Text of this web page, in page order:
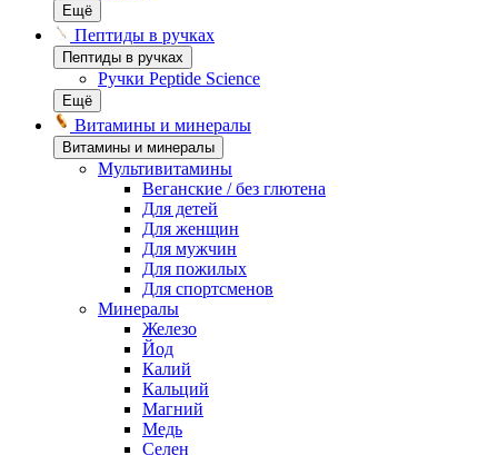
Ещё
Пептиды в ручках
Пептиды в ручках
Ручки Peptide Science
Ещё
Витамины и минералы
Витамины и минералы
Мультивитамины
Веганские / без глютена
Для детей
Для женщин
Для мужчин
Для пожилых
Для спортсменов
Минералы
Железо
Йод
Калий
Кальций
Магний
Медь
Селен